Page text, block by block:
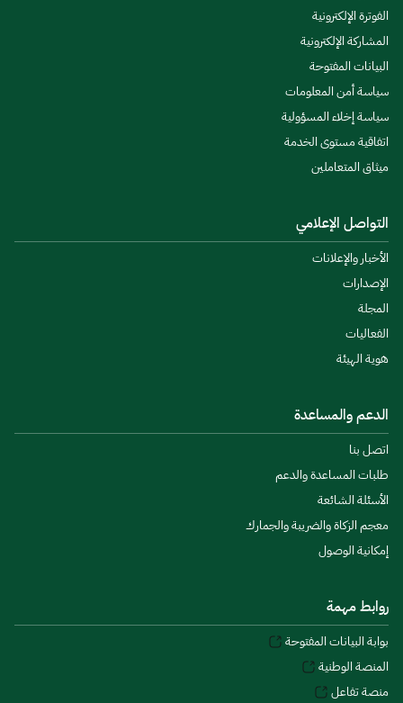
الفوترة الإلكترونية
المشاركة الإلكترونية
البيانات المفتوحة
سياسة أمن المعلومات
سياسة إخلاء المسؤولية
اتفاقية مستوى الخدمة
ميثاق المتعاملين
التواصل الإعلامي
الأخبار والإعلانات
الإصدارات
المجلة
الفعاليات
هوية الهيئة
الدعم والمساعدة
اتصل بنا
طلبات المساعدة والدعم
الأسئلة الشائعة
معجم الزكاة والضريبة والجمارك
إمكانية الوصول
روابط مهمة
بوابة البيانات المفتوحة
المنصة الوطنية
منصة تفاعل